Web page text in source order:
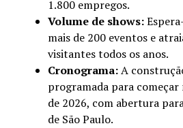
1.800 empregos.
Volume de shows:
mais de 200 eventos e
visitantes todos os anos.
Cronograma:A
programada para
de 2026, com abertura
de São Paulo.